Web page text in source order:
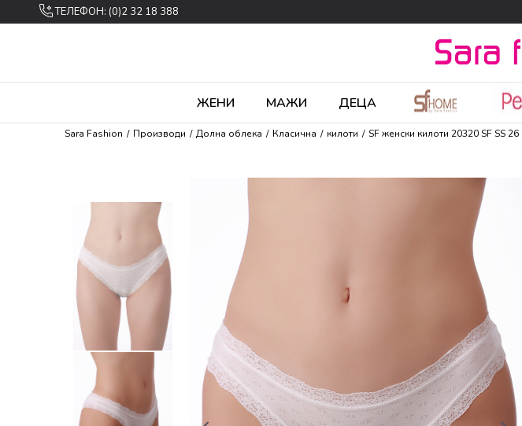
ТЕЛЕФОН: (0)2 32 18 388
ЖЕНИ МАЖИ ДЕЦА
Sara Fashion Производи Долна облека Класична килоти SF женски килоти 20320 SF SS 26